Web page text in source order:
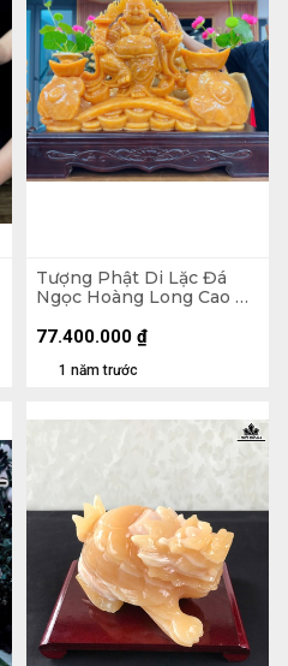
Tượng Phật Di Lặc Đá
Ngọc Hoàng Long Cao Cả
Tượng Cao 105 Ngang 76
1 năm trước
77.400.000 ₫